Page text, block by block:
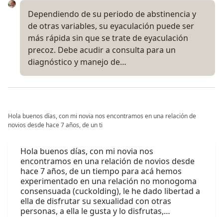
Dependiendo de su periodo de abstinencia y
de otras variables, su eyaculación puede ser
más rápida sin que se trate de eyaculación
precoz. Debe acudir a consulta para un
diagnóstico y manejo de…
Hola buenos días, con mi novia nos encontramos en una relación de
novios desde hace 7 años, de un ti
Hola buenos días, con mi novia nos
encontramos en una relación de novios desde
hace 7 años, de un tiempo para acá hemos
experimentado en una relación no monogoma
consensuada (cuckolding), le he dado libertad a
ella de disfrutar su sexualidad con otras
personas, a ella le gusta y lo disfrutas,…